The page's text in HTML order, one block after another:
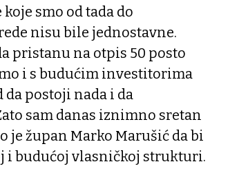
smo od tada do
nisu bile jednostavne.
pristanu na otpis 50 posto
i s budućim investitorima
postoji nada i da
sam danas iznimno sretan
je župan Marko Marušić da bi
i budućoj vlasničkoj strukturi.